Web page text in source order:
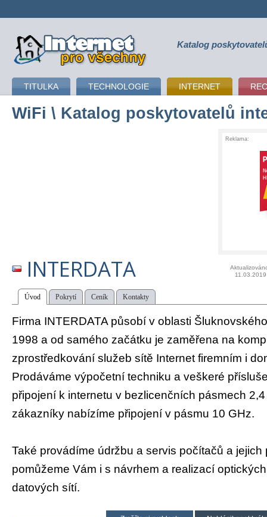
připojení k internetu Katalog
TITULKA TECHNOLOGIE INTERNET
WiFi \ Katalog poskytovatelů
Reklama:
INTERDATA
11.03.2019
Úvod Pokrytí Ceník Kontakty
Firma INTERDATA působí v oblasti
1998 a od samého začátku je zaměřena na
zprostředkování služeb sítě Internet firemním i
Prodáváme výpočetní techniku a veškeré
připojení k internetu v bezlicenčních pásmech
zákazníky nabízíme připojení v pásmu 10 GHz.
Také provádíme údržbu a servis počítačů a jejich
pomůžeme Vám i s návrhem a realizací
datových sítí.